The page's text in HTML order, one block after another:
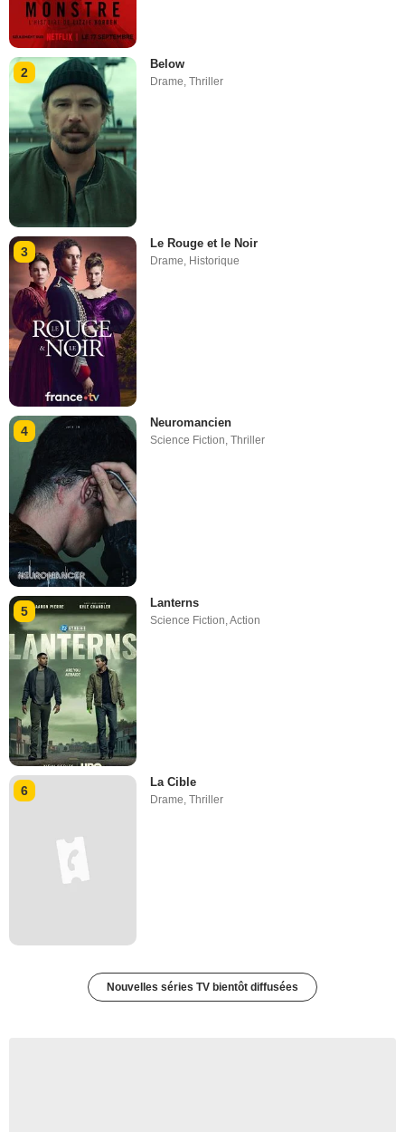
2
Below
Drame,Thriller
3
Le Rouge et le Noir
Drame, Historique
4
Neuromancien
Science Fiction,Thriller
5
Lanterns
Science Fiction ,Action
6
La Cible
Drame,Thriller
Nouvelles séries TV bientôt diffusées